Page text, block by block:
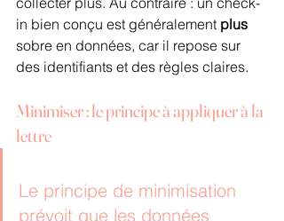
in bien conçu est généralement plus
sobre en données, car il repose sur
des identifiants et des règles claires.
Minimiser : le principe à appliquer à la
lettre
Le principe de minimisation
prévoit que les données